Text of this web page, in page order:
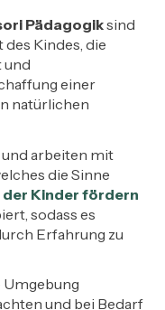
Pädagogiksind
Kindes, die
und
einer
natürlichen
und arbeiten mit
die Sinne
der Kinder fördern
sodass es
Erfahrung zu
Umgebung
und bei Bedarf